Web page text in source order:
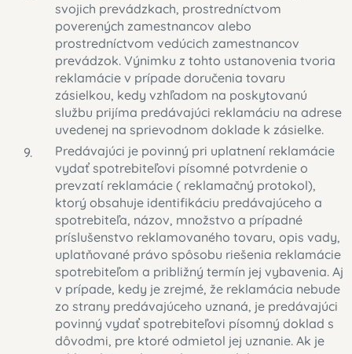
svojich prevádzkach, prostredníctvom
poverených zamestnancov alebo
prostredníctvom vedúcich zamestnancov
prevádzok. Výnimku z tohto ustanovenia tvoria
reklamácie v prípade doručenia tovaru
zásielkou, kedy vzhľadom na poskytovanú
službu prijíma predávajúci reklamáciu na adrese
uvedenej na sprievodnom doklade k zásielke.
Predávajúci je povinný pri uplatnení reklamácie
vydať spotrebiteľovi písomné potvrdenie o
prevzatí reklamácie ( reklamačný protokol),
ktorý obsahuje identifikáciu predávajúceho a
spotrebiteľa, názov, množstvo a prípadné
príslušenstvo reklamovaného tovaru, opis vady,
uplatňované právo spôsobu riešenia reklamácie
spotrebiteľom a približný termín jej vybavenia. Aj
v prípade, kedy je zrejmé, že reklamácia nebude
zo strany predávajúceho uznaná, je predávajúci
povinný vydať spotrebiteľovi písomný doklad s
dôvodmi, pre ktoré odmietol jej uznanie. Ak je